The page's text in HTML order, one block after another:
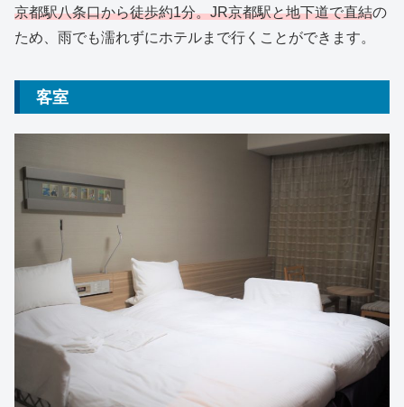
京都駅八条口から徒歩約1分。JR京都駅と地下道で直結の
ため、雨でも濡れずにホテルまで行くことができます。
客室